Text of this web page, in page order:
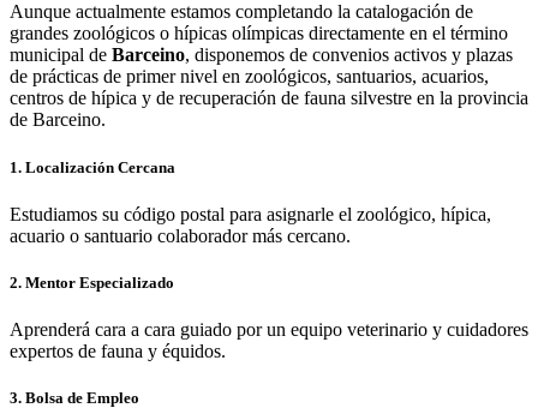
Aunque actualmente estamos completando la catalogación de
grandes zoológicos o hípicas olímpicas directamente en el término
municipal de Barceino, disponemos de convenios activos y plazas
de prácticas de primer nivel en zoológicos, santuarios, acuarios,
centros de hípica y de recuperación de fauna silvestre en la provincia
de Barceino.
1. Localización Cercana
Estudiamos su código postal para asignarle el zoológico, hípica,
acuario o santuario colaborador más cercano.
2. Mentor Especializado
Aprenderá cara a cara guiado por un equipo veterinario y cuidadores
expertos de fauna y équidos.
3. Bolsa de Empleo